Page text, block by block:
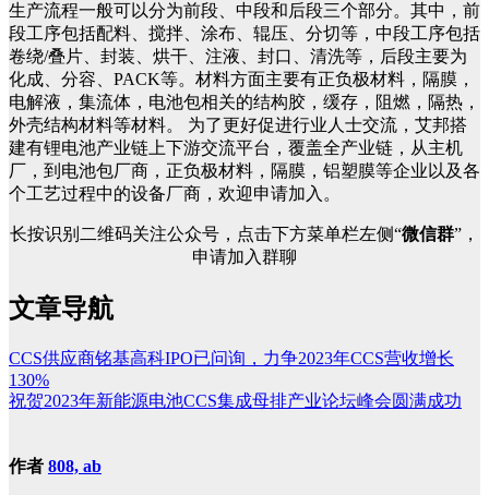
生产流程一般可以分为前段、中段和后段三个部分。其中，前
段工序包括配料、搅拌、涂布、辊压、分切等，中段工序包括
卷绕/叠片、封装、烘干、注液、封口、清洗等，后段主要为
化成、分容、PACK等。材料方面主要有正负极材料，隔膜，
电解液，集流体，电池包相关的结构胶，缓存，阻燃，隔热，
外壳结构材料等材料。 为了更好促进行业人士交流，艾邦搭
建有锂电池产业链上下游交流平台，覆盖全产业链，从主机
厂，到电池包厂商，正负极材料，隔膜，铝塑膜等企业以及各
个工艺过程中的设备厂商，欢迎申请加入。
长按识别二维码关注公众号，点击下方菜单栏左侧“微信群”，
申请加入群聊
文章导航
CCS供应商铭基高科IPO已问询，力争2023年CCS营收增长
130%
祝贺2023年新能源电池CCS集成母排产业论坛峰会圆满成功
作者 808, ab